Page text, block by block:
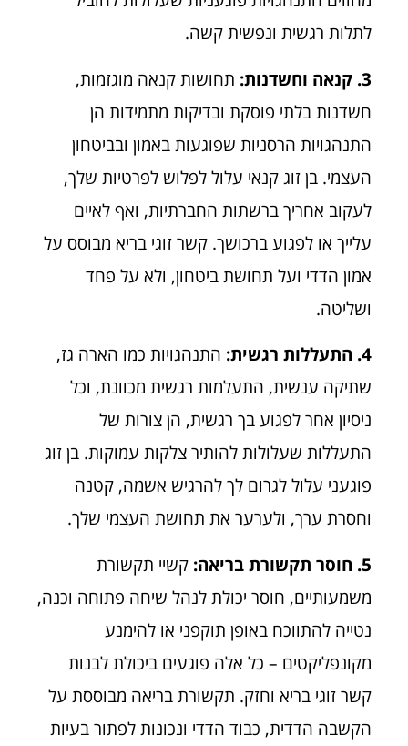
לתלות רגשית ונפשית קשה.
3. קנאה וחשדנות:
תחושות קנאה מוגזמות,
חשדנות בלתי פוסקת ובדיקות מתמידות הן
התנהגויות הרסניות שפוגעות באמון ובביטחון
העצמי. בן זוג קנאי עלול לפלוש לפרטיות שלך,
לעקוב אחריך ברשתות החברתיות, ואף לאיים
עלייך או לפגוע ברכושך. קשר זוגי בריא מבוסס על
אמון הדדי ועל תחושת ביטחון, ולא על פחד
ושליטה.
4. התעללות רגשית:
התנהגויות כמו הארה גז,
שתיקה ענשית, התעלמות רגשית מכוונת, וכל
ניסיון אחר לפגוע בך רגשית, הן צורות של
התעללות שעלולות להותיר צלקות עמוקות. בן זוג
פוגעני עלול לגרום לך להרגיש אשמה, קטנה
וחסרת ערך, ולערער את תחושת העצמי שלך.
5. חוסר תקשורת בריאה:
קשיי תקשורת
משמעותיים, חוסר יכולת לנהל שיחה פתוחה וכנה,
נטייה להתווכח באופן תוקפני או להימנע
מקונפליקטים – כל אלה פוגעים ביכולת לבנות
קשר זוגי בריא וחזק. תקשורת בריאה מבוססת על
הקשבה הדדית, כבוד הדדי ונכונות לפתור בעיות